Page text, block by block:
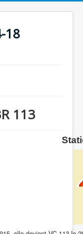
18
113